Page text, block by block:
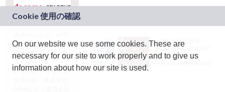
ドコモグループの新
規事業創出プログラ
ム「docomo
STARTUP」を通じて
JASRAC許諾番号：
9024936001Y45037
JASRAC許諾番号：
On our website we use some cookies. These are
necessary for our site to work properly and to give us
information about how our site is used.